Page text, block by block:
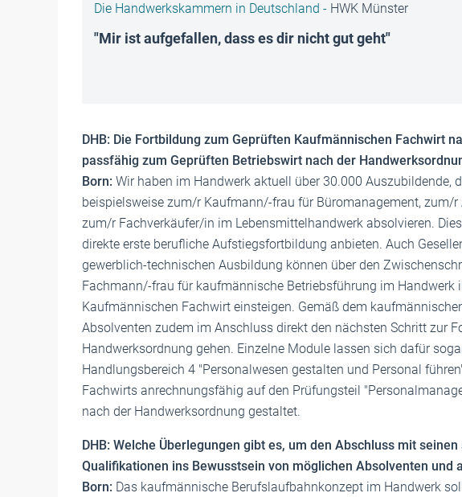
Die Handwerkskammern in Deutschland - HWK Münster
"Mir ist aufgefallen, dass es dir nicht gut geht"
DHB: Die Fortbildung zum Geprüften Kaufmännischen Fachwirt
passfähig zum Geprüften Betriebswirt nach der
Born: Wir haben im Handwerk aktuell über 30.000 Auszubildende,
beispielsweise zum/r Kaufmann/-frau für Büromanagement,
zum/r Fachverkäufer/in im Lebensmittelhandwerk absolvieren.
direkte erste berufliche Aufstiegsfortbildung anbieten. Auch
gewerblich-technischen Ausbildung können über den
Fachmann/-frau für kaufmännische Betriebsführung im Handwerk
Kaufmännischen Fachwirt einsteigen. Gemäß dem
Absolventen zudem im Anschluss direkt den nächsten Schritt zur
Handwerksordnung gehen. Einzelne Module lassen sich dafür
Handlungsbereich 4 "Personalwesen gestalten und Personal
Fachwirts anrechnungsfähig auf den Prüfungsteil
nach der Handwerksordnung gestaltet.
DHB: Welche Überlegungen gibt es, um den Abschluss mit
Qualifikationen ins Bewusstsein von möglichen Absolventen und
Born: Das kaufmännische Berufslaufbahnkonzept im Handwerk